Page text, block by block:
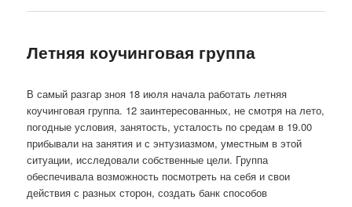
Летняя коучинговая группа
В самый разгар зноя 18 июля начала работать летняя
коучинговая группа. 12 заинтересованных, не смотря на лето,
погодные условия, занятость, усталость по средам в 19.00
прибывали на занятия и с энтузиазмом, уместным в этой
ситуации, исследовали собственные цели. Группа
обеспечивала возможность посмотреть на себя и свои
действия с разных сторон, создать банк способов